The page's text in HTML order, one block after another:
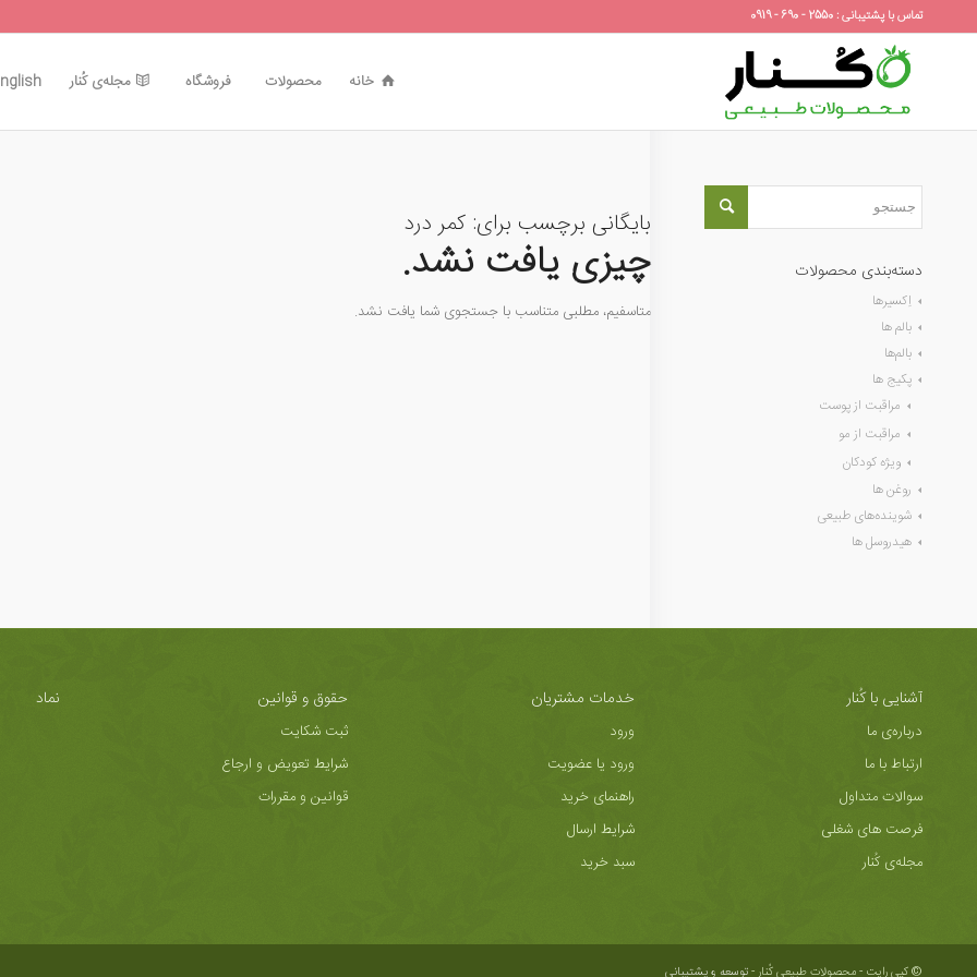
تماس با پشتیبانی : 2550 - 690 - 0919
خانه محصولات فروشگاه مجله‌ی کُنار
بایگانی برچسب برای: کمر درد
چیزی یافت نشد.
متاسفیم، مطلبی متناسب با جستجوی شما یافت نشد.
دسته‌بندی محصولات
اِکسیرها
بالم ها
بالم‌ها
پکیج ها
مراقبت از پوست
مراقبت از مو
ویژه کودکان
روغن ها
شوینده‌های طبیعی
هیدروسل ها
آشنایی با کُنار
درباره‌ی ما
ارتباط با ما
سوالات متداول
فرصت های شغلی
مجله‌ی کُنار
خدمات مشتریان
ورود
ورود یا عضویت
راهنمای خرید
شرایط ارسال
سبد خرید
حقوق و قوانین
ثبت شکایت
شرایط تعویض و ارجاع
قوانین و مقررات
نماد
© کپی رایت - محصولات طبیعی کُنار -توسعه و پشتیبانی